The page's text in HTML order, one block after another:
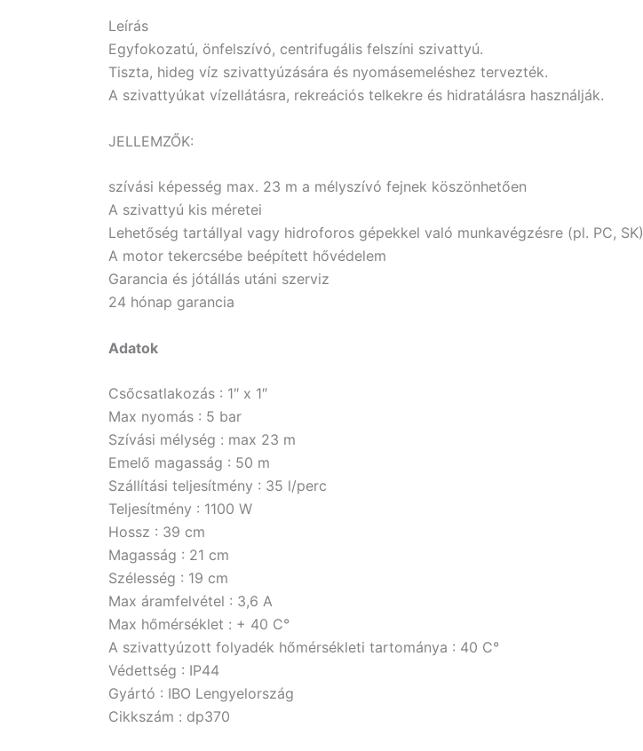
Leírás
Egyfokozatú, önfelszívó, centrifugális felszíni szivattyú.
Tiszta, hideg víz szivattyúzására és nyomásemeléshez tervezték.
A szivattyúkat vízellátásra, rekreációs telkekre és hidratálásra használják.
JELLEMZŐK:
szívási képesség max. 23 m a mélyszívó fejnek köszönhetően
A szivattyú kis méretei
Lehetőség tartállyal vagy hidroforos gépekkel való munkavégzésre (pl. PC, SK)
A motor tekercsébe beépített hővédelem
Garancia és jótállás utáni szerviz
24 hónap garancia
Adatok
Csőcsatlakozás : 1″ x 1″
Max nyomás : 5 bar
Szívási mélység : max 23 m
Emelő magasság : 50 m
Szállítási teljesítmény : 35 l/perc
Teljesítmény : 1100 W
Hossz : 39 cm
Magasság : 21 cm
Szélesség : 19 cm
Max áramfelvétel : 3,6 A
Max hőmérséklet : + 40 C°
A szivattyúzott folyadék hőmérsékleti tartománya : 40 C°
Védettség : IP44
Gyártó : IBO Lengyelország
Cikkszám : dp370